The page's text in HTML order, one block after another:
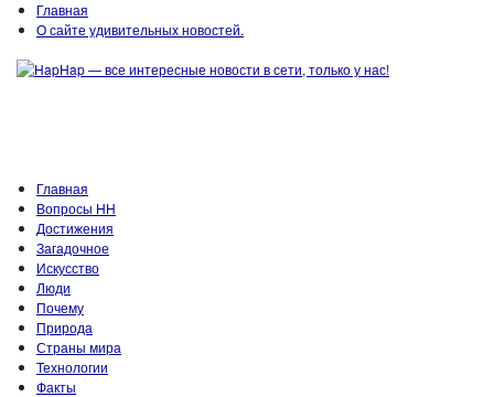
Главная
О сайте удивительных новостей.
Главная
Вопросы HH
Достижения
Загадочное
Искусство
Люди
Почему
Природа
Страны мира
Технологии
Факты